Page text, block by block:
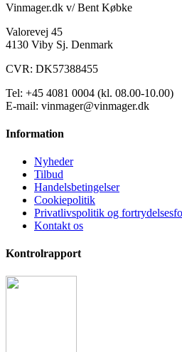
Vinmager.dk v/ Bent Købke
Valorevej 45
4130 Viby Sj. Denmark
CVR: DK57388455
Tel: +45 4081 0004 (kl. 08.00-10.00)
E-mail: vinmager@vinmager.dk
Information
Nyheder
Tilbud
Handelsbetingelser
Cookiepolitik
Privatlivspolitik og
Kontakt os
Kontrolrapport